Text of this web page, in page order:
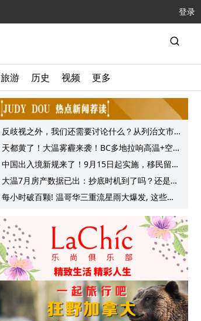
登录
旅游 历史 视频 更多
反歧视之外，我们还需要讨论什么？从列治文市
议会一项动议谈起
天都黄了！大温雾霾来袭！BC多地拉响高温+空气
质量预警 最高可达35°C！
中国出入境新规来了！9月15日起实施，移民留学
中介迎来最强监管！
大温7月房产数据已出：抄底时机到了吗？还是再
等等？他们这么建议的
每小时破百颗! 温哥华三重流星雨大爆发, 这些最